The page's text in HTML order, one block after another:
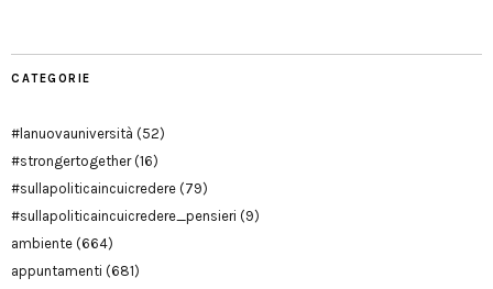
CATEGORIE
#lanuovauniversità (52)
#strongertogether(16)
#sullapoliticaincuicredere (79)
#sullapoliticaincuicredere_pensieri (9)
ambiente (664)
appuntamenti (681)